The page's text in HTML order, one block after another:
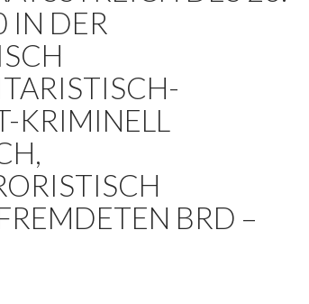
IN DER
KRIMINELL
BRD –